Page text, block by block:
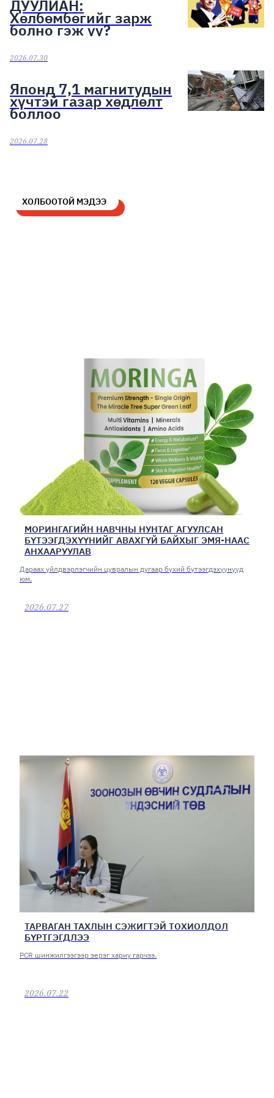
ДУУЛИАН:
Хөлбөмбөгийг зарж
болно гэж үү?
2026.07.30
Японд 7,1 магнитудын
хүчтэй газар хөдлөлт
боллоо
2026.07.28
ХОЛБООТОЙ МЭДЭЭ
МОРИНГАГИЙН НАВЧНЫ НУНТАГ АГУУЛСАН
БҮТЭЭГДЭХҮҮНИЙГ АВАХГҮЙ БАЙХЫГ ЭМЯ-НААС
АНХААРУУЛАВ
Дараах үйлдвэрлэгчийн цувралын дугаар бүхий бүтээгдэхүүнүүд
юм.
2026.07.27
ТАРВАГАН ТАХЛЫН СЭЖИГТЭЙ ТОХИОЛДОЛ
БҮРТГЭГДЛЭЭ
PCR шинжилгээгээр эерэг хариу гарчээ.
2026.07.22